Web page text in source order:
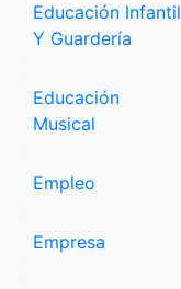
Educación Infantil
Y Guardería
Educación
Musical
Empleo
Empresa